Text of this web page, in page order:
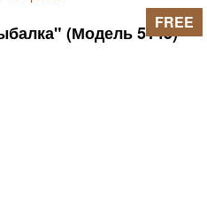
(Модель 5145)
FREE